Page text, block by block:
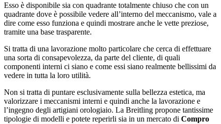
Esso è disponibile sia con quadrante totalmente chiuso che con un
quadrante dove è possibile vedere all’interno del meccanismo, vale a
dire come esso funziona e quindi mostrare anche le vette preziose,
tramite una base trasparente.
Si tratta di una lavorazione molto particolare che cerca di effettuare
una sorta di consapevolezza, da parte del cliente, di quali
componenti interni ci siano e come essi siano realmente bellissimi da
vedere in tutta la loro utilità.
Non si tratta di puntare esclusivamente sulla bellezza estetica, ma
valorizzare i meccanismi interni e quindi anche la lavorazione e
l’ingegno degli artigiani orologiaio. La Breitling propone tantissime
tipologie di modelli e potete reperirli sia in un mercato di Compro